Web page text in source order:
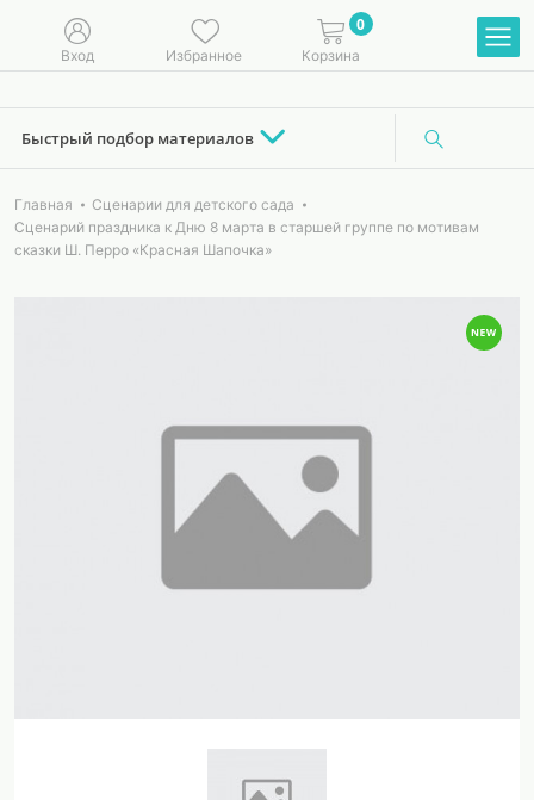
Вход Избранное
0
Корзина
Быстрый подбор материалов
Главная
Сценарии для детского сада
Сценарий праздника к Дню 8 марта в старшей группе по мотивам
сказки Ш. Перро «Красная Шапочка»